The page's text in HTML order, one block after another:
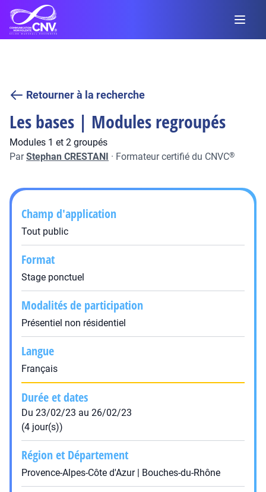
Retourner à la recherche
Les bases | Modules regroupés
Modules 1 et 2 groupés
ParStephan CRESTANI · Formateur certifié du CNVC®
Champ d'application
Tout public
Format
Stage ponctuel
Modalités de participation
Présentiel non résidentiel
Langue
Français
Durée et dates
Du 23/02/23 au 26/02/23
(4 jour(s))
Région et Département
Provence-Alpes-Côte d'Azur | Bouches-du-Rhône